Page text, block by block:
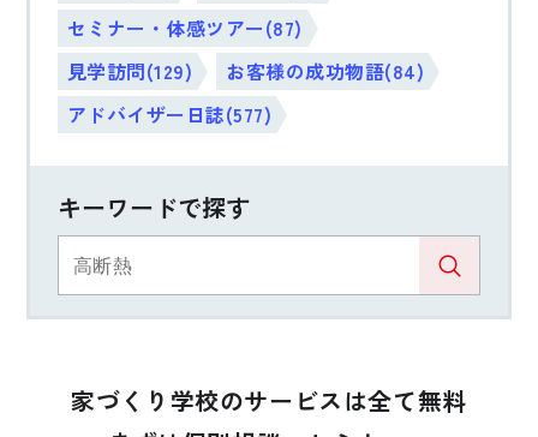
セミナー・体感ツアー(87)
見学訪問(129)
お客様の成功物語(84)
アドバイザー日誌(577)
キーワードで探す
家づくり学校のサービスは全て無料